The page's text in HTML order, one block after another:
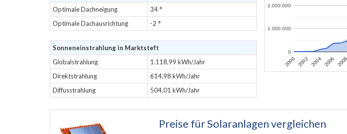
Optimale Dachneigung
34 °
Optimale Dachausrichtung
-2 °
Sonneneinstrahlung in Marktsteft
Globalstrahlung
1.118,99 kWh/Jahr
Direktstrahlung
614,98 kWh/Jahr
Diffusstrahlung
504,01 kWh/Jahr
2000 2002 2004 2006 2008
0
1.000.000
2.000.000
Preise fürSolaranlagen vergleichen